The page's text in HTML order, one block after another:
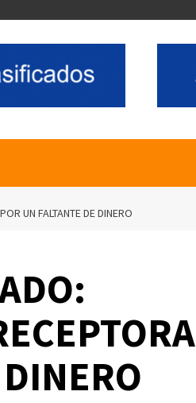
UN FALTANTE DE DINERO